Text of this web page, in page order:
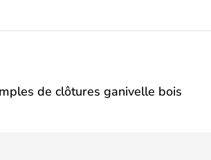
de clôtures ganivelle bois